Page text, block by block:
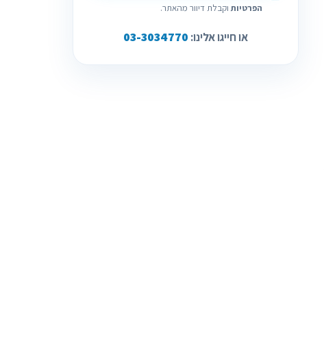
הפרטיות וקבלת דיוור מהאתר.
או חייגו אלינו: 03-3034770